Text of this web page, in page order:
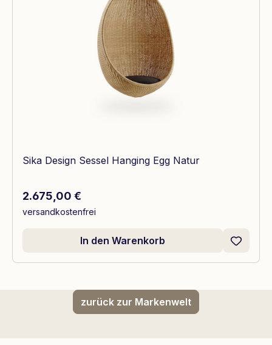
Sika Design Sessel Hanging Egg Natur
Regulärer Preis:
2.675,00 €
versandkostenfrei
In den Warenkorb
zurück zur Markenwelt